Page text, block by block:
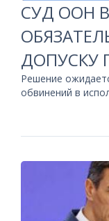
СУД ООН
ДОПУСКУ
Решение
обвинений в